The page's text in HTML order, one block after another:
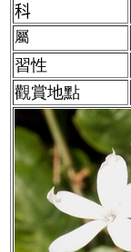
科
屬
習性
觀賞地點